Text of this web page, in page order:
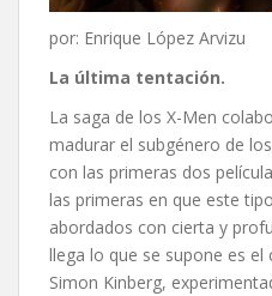
por: Enrique López Arvizu
La última tentación.
La saga de los X-Men
madurar el subgénero de
con las primeras dos
las primeras en que este
abordados con cierta y
llega lo que se supone es el
Simon Kinberg,